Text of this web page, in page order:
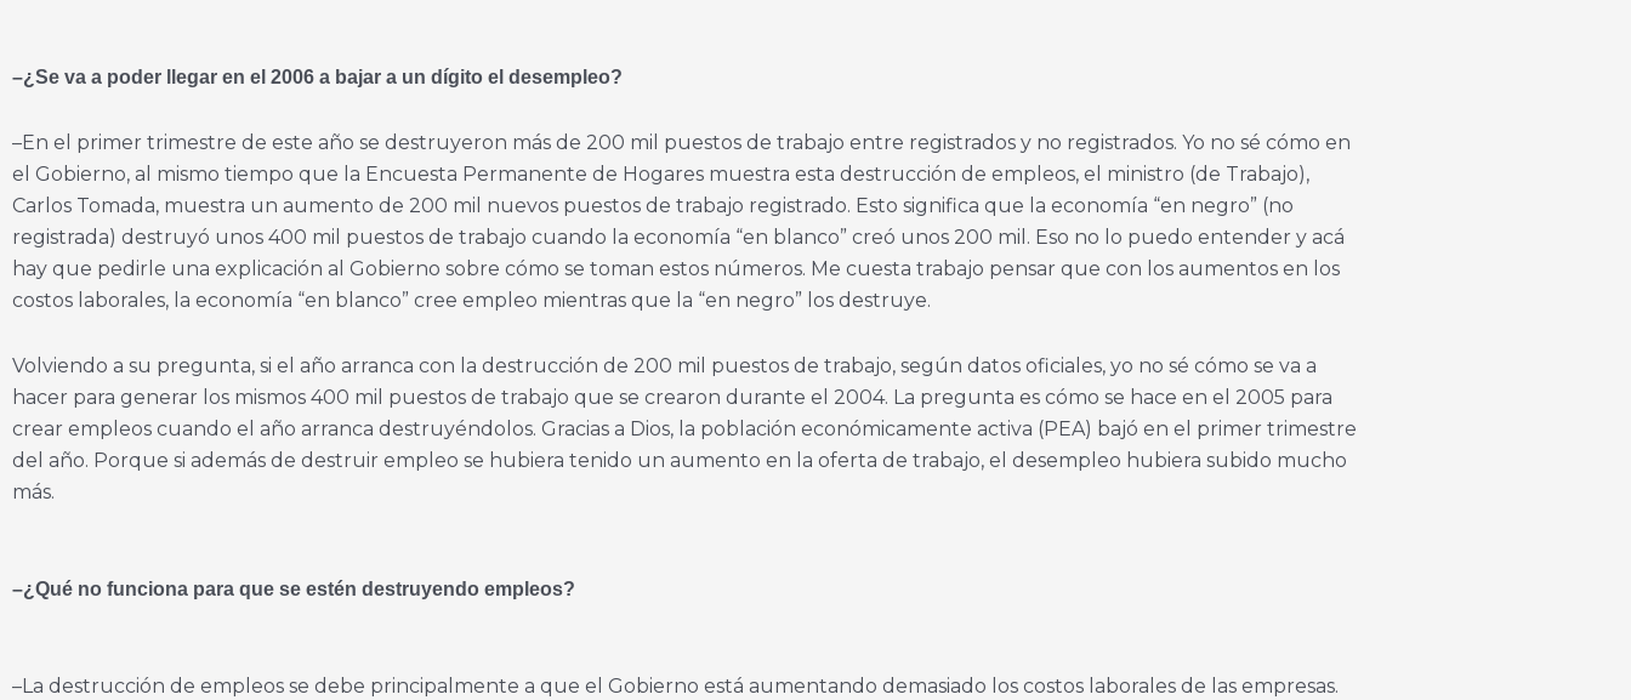
–¿Se va a poder llegar en el 2006 a bajar a un dígito el desempleo?
–En el primer trimestre de este año se destruyeron más de 200 mil puestos de trabajo entre registrados y no registrados. Yo no sé cómo en
el Gobierno, al mismo tiempo que la Encuesta Permanente de Hogares muestra esta destrucción de empleos, el ministro (de Trabajo),
Carlos Tomada, muestra un aumento de 200 mil nuevos puestos de trabajo registrado. Esto significa que la economía “en negro” (no
registrada) destruyó unos 400 mil puestos de trabajo cuando la economía “en blanco” creó unos 200 mil. Eso no lo puedo entender y acá
hay que pedirle una explicación al Gobierno sobre cómo se toman estos números. Me cuesta trabajo pensar que con los aumentos en los
costos laborales, la economía “en blanco” cree empleo mientras que la “en negro” los destruye.
Volviendo a su pregunta, si el año arranca con la destrucción de 200 mil puestos de trabajo, según datos oficiales, yo no sé cómo se va a
hacer para generar los mismos 400 mil puestos de trabajo que se crearon durante el 2004. La pregunta es cómo se hace en el 2005 para
crear empleos cuando el año arranca destruyéndolos. Gracias a Dios, la población económicamente activa (PEA) bajó en el primer trimestre
del año. Porque si además de destruir empleo se hubiera tenido un aumento en la oferta de trabajo, el desempleo hubiera subido mucho
más.
–¿Qué no funciona para que se estén destruyendo empleos?
–La destrucción de empleos se debe principalmente a que el Gobierno está aumentando demasiado los costos laborales de las empresas.